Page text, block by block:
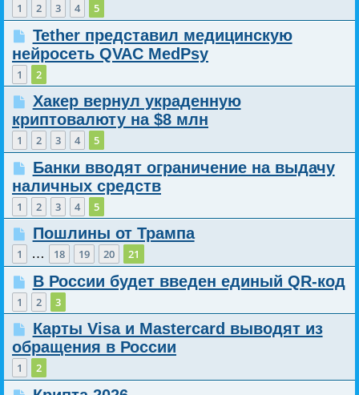
1 2 3 4 5
Tether представил медицинскую
нейросеть QVAC MedPsy
1 2
Хакер вернул украденную
криптовалюту на $8 млн
1 2 3 4 5
Банки вводят ограничение на выдачу
наличных средств
1 2 3 4 5
Пошлины от Трампа
1 … 18 19 20 21
В России будет введен единый QR-код
1 2 3
Карты Visa и Mastercard выводят из
обращения в России
1 2